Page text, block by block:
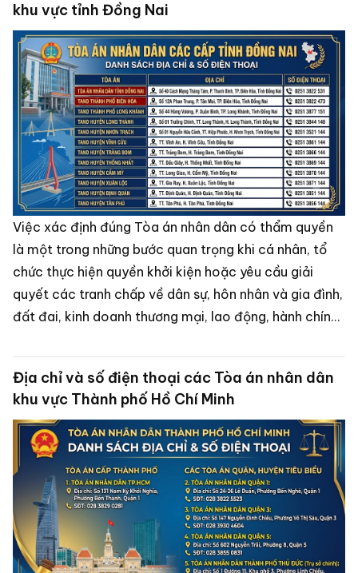
khu vực tỉnh Đồng Nai
Việc xác định đúng Tòa án nhân dân có thẩm quyền
là một trong những bước quan trọng khi cá nhân, tổ
chức thực hiện quyền khởi kiện hoặc yêu cầu giải
quyết các tranh chấp về dân sự, hôn nhân và gia đình,
đất đai, kinh doanh thương mại, lao động, hành chính
Địa chỉ và số điện thoại các Tòa án nhân dân
khu vực Thành phố Hồ Chí Minh